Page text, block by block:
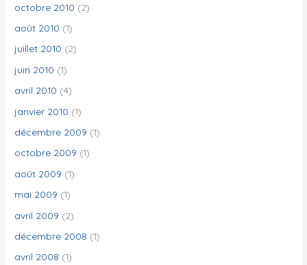
octobre 2010 (2)
août 2010 (1)
juillet 2010 (2)
juin 2010 (1)
avril 2010 (4)
janvier 2010 (1)
décembre 2009 (1)
octobre 2009 (1)
août 2009 (1)
mai 2009 (1)
avril 2009 (2)
décembre 2008 (1)
avril 2008 (1)